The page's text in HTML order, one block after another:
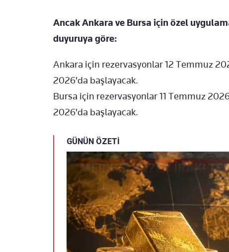
Ancak Ankara ve Bursa için özel
duyuruya göre:
Ankara için rezervasyonlar 12 Temmuz
2026'da başlayacak.
Bursa için rezervasyonlar 11 Temmuz
2026'da başlayacak.
GÜNÜN ÖZETİ